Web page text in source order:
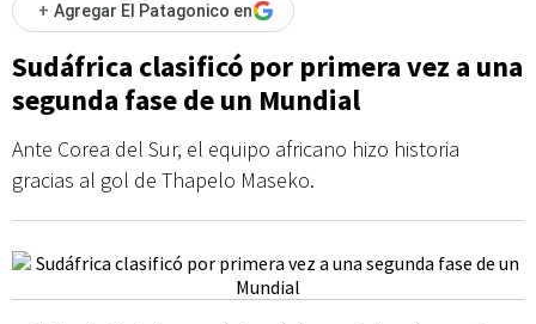
+ Agregar El Patagonico en
Sudáfrica clasificó por primera vez a una
segunda fase de un Mundial
Ante Corea del Sur, el equipo africano hizo historia
gracias al gol de Thapelo Maseko.